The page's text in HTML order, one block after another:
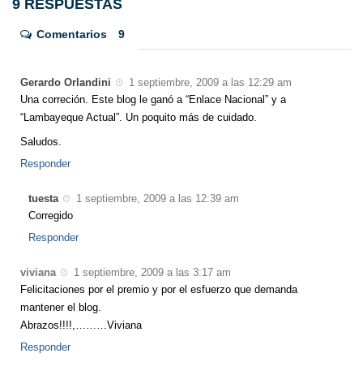
9 RESPUESTAS
Comentarios 9
Gerardo Orlandini
1 septiembre, 2009 a las 12:29 am
Una correción. Este blog le ganó a “Enlace Nacional” y a
“Lambayeque Actual”. Un poquito más de cuidado.
Saludos.
Responder
tuesta
1 septiembre, 2009 a las 12:39 am
Corregido
Responder
viviana
1 septiembre, 2009 a las 3:17 am
Felicitaciones por el premio y por el esfuerzo que demanda
mantener el blog.
Abrazos!!!!,………Viviana
Responder